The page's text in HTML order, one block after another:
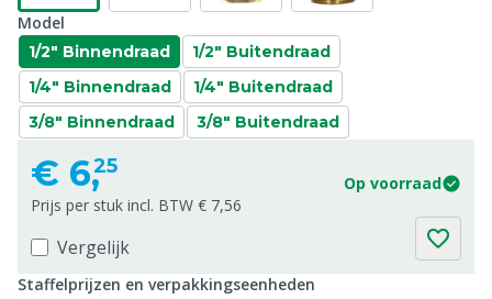
Model
1/2" Binnendraad
1/2" Buitendraad
1/4" Binnendraad
1/4" Buitendraad
3/8" Binnendraad
3/8" Buitendraad
€ 6,25
Op voorraad
Prijs per stuk incl. BTW € 7,56
Vergelijk
Staffelprijzen en verpakkingseenheden